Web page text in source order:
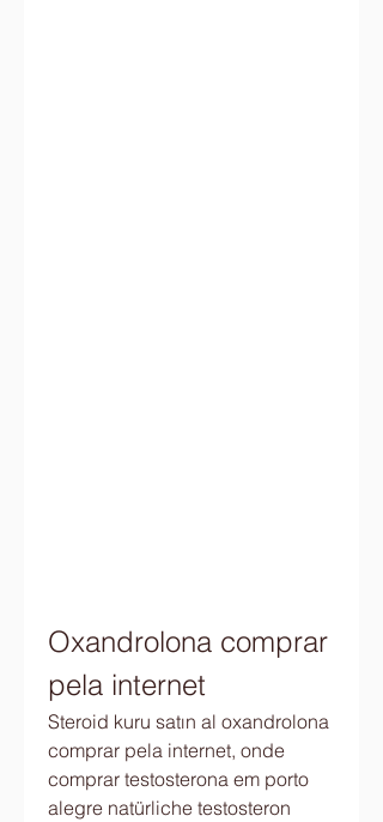
Oxandrolona comprar
pela internet
Steroid kuru satın al oxandrolona
comprar pela internet, onde
comprar testosterona em porto
alegre natürliche testosteron